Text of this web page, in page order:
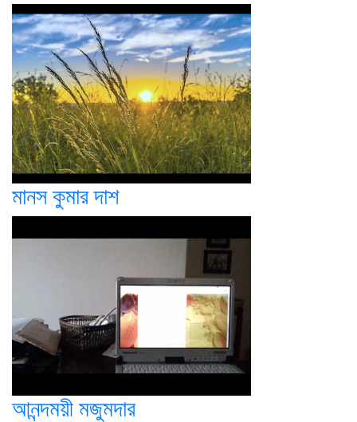
মানস কুমার দাশ
আনন্দময়ী মজুমদার